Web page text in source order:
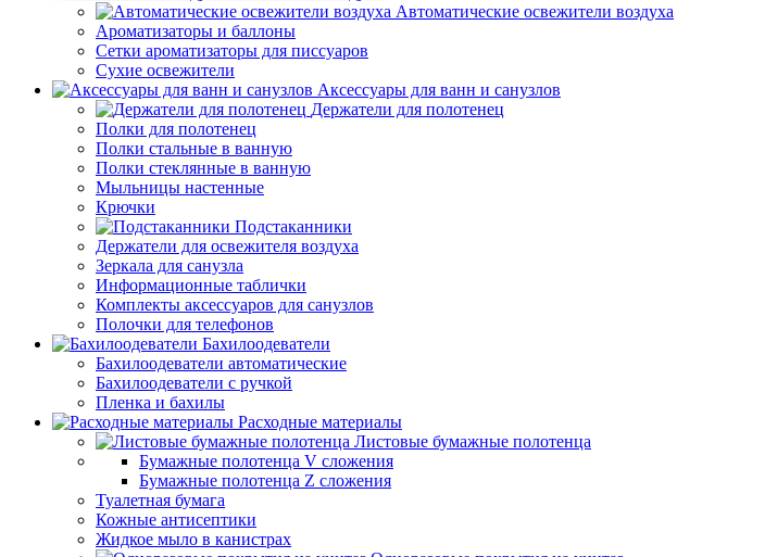
Автоматические освежители воздуха
Ароматизаторы и баллоны
Сетки ароматизаторы для писсуаров
Сухие освежители
Аксессуары для ванн и санузлов
Держатели для полотенец
Полки для полотенец
Полки стальные в ванную
Полки стеклянные в ванную
Мыльницы настенные
Крючки
Подстаканники
Держатели для освежителя воздуха
Зеркала для санузла
Информационные таблички
Комплекты аксессуаров для санузлов
Полочки для телефонов
Бахилоодеватели
Бахилоодеватели автоматические
Бахилоодеватели с ручкой
Пленка и бахилы
Расходные материалы
Листовые бумажные полотенца
Бумажные полотенца V сложения
Бумажные полотенца Z сложения
Туалетная бумага
Кожные антисептики
Жидкое мыло в канистрах